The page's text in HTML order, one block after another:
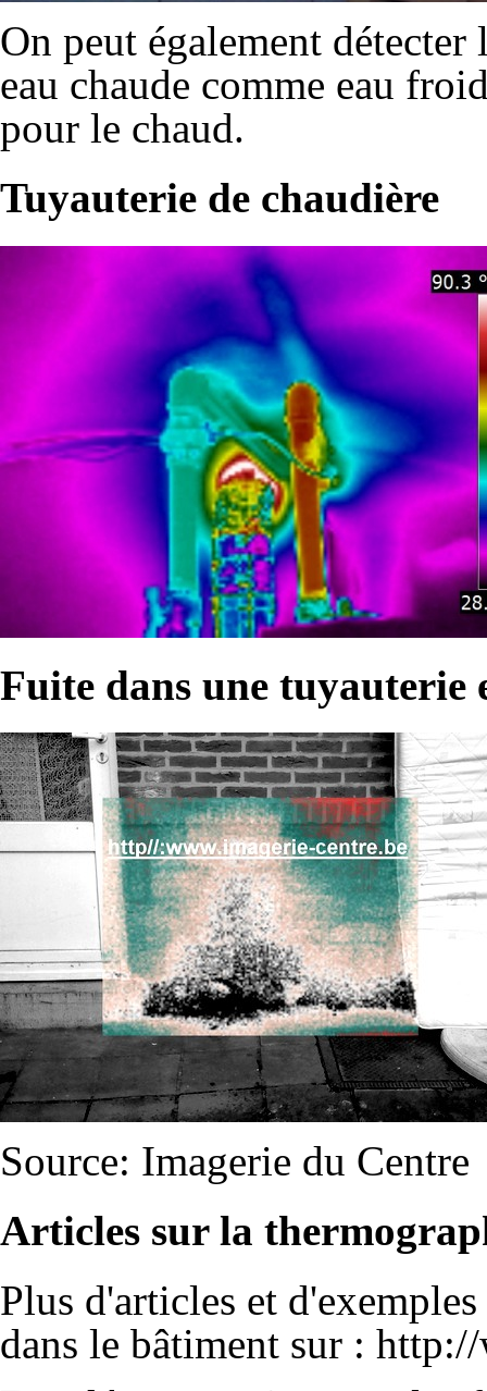
On peut également
eau chaude comme eau
pour le chaud.
Tuyauterie de chaudière
Fuite dans une tuyauterie
Source: Imagerie du Centre
Articles sur la
Plus d'articles et
dans le bâtiment sur : http://